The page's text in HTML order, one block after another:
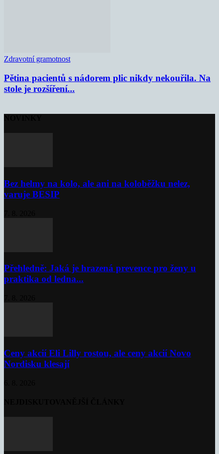
Zdravotní gramotnost
Pětina pacientů s nádorem plic nikdy nekouřila. Na
stole je rozšíření...
Bez helmy na kolo, ale ani na koloběžku nelez,
varuje BESIP
Přehledně: Jaká je hrazená prevence pro ženy u
praktika od ledna...
Ceny akcií Eli Lilly rostou, ale ceny akcií Novo
Nordisku klesají